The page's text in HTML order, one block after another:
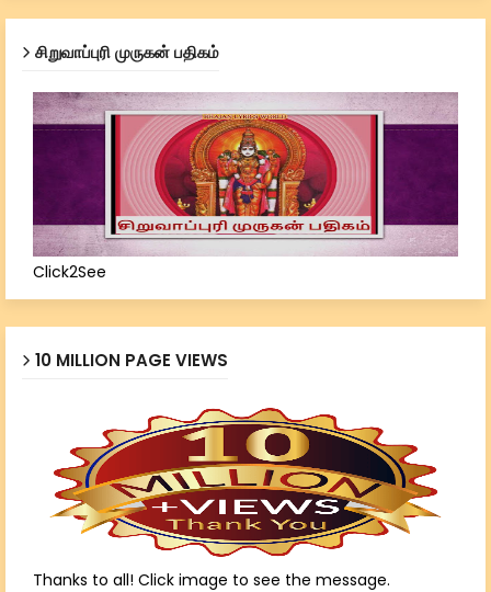
சிறுவாப்புரி முருகன் பதிகம்
Click2See
10 MILLION PAGE VIEWS
Thanks to all! Click image to see the message.